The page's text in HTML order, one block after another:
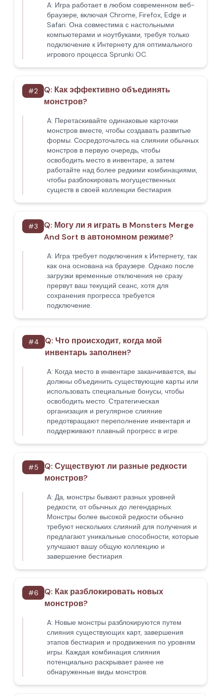
A: Игра работает в любом современном веб-
браузере, включая Chrome, Firefox, Edge и
Safari. Она совместима с настольными
компьютерами и ноутбуками, требуя только
подключение к Интернету для оптимального
игрового процесса Sprunki OC.
#2 Q: Как эффективно объединять
монстров?
A: Перетаскивайте одинаковые карточки
монстров вместе, чтобы создавать развитые
формы. Сосредоточьтесь на слиянии обычных
монстров в первую очередь, чтобы
освободить место в инвентаре, а затем
работайте над более редкими комбинациями,
чтобы разблокировать могущественных
существ в своей коллекции бестиария.
#3 Q: Могу ли я играть в Monsters Merge
And Sort в автономном режиме?
A: Игра требует подключения к Интернету, так
как она основана на браузере. Однако после
загрузки временные отключения не сразу
прервут ваш текущий сеанс, хотя для
сохранения прогресса требуется
подключение.
#4 Q: Что происходит, когда мой
инвентарь заполнен?
A: Когда место в инвентаре заканчивается, вы
должны объединить существующие карты или
использовать специальные бонусы, чтобы
освободить место. Стратегическая
организация и регулярное слияние
предотвращают переполнение инвентаря и
поддерживают плавный прогресс в игре.
#5 Q: Существуют ли разные редкости
монстров?
A: Да, монстры бывают разных уровней
редкости, от обычных до легендарных.
Монстры более высокой редкости обычно
требуют нескольких слияний для получения и
предлагают уникальные способности, которые
улучшают вашу общую коллекцию и
завершение бестиария.
#6 Q: Как разблокировать новых
монстров?
A: Новые монстры разблокируются путем
слияния существующих карт, завершения
этапов бестиария и продвижения по уровням
игры. Каждая комбинация слияния
потенциально раскрывает ранее не
обнаруженные виды монстров.